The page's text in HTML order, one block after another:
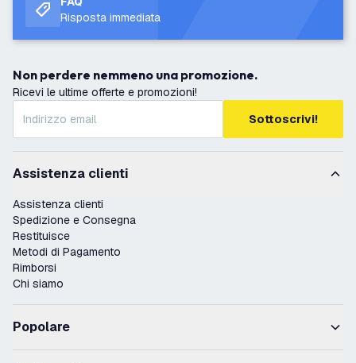
Risposta immediata
Non perdere nemmeno una promozione.
Ricevi le ultime offerte e promozioni!
Sottoscrivi!
Assistenza clienti
Assistenza clienti
Spedizione e Consegna
Restituisce
Metodi di Pagamento
Rimborsi
Chi siamo
Popolare